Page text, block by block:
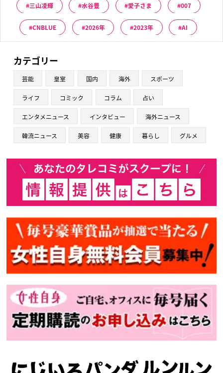
三山凌輝 水谷豊 愛子さま 007
CNBLUE 2026年 2023年 AI
カテゴリー
芸能 皇室 国内 海外 スポーツ
ライフ コミック コラム 占い
エンタメニュース インタビュー 海外ニュース
韓流ニュース 美容 健康 暮らし グルメ